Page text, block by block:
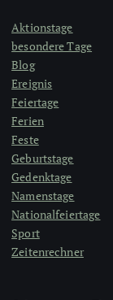
Aktionstage
besondere Tage
Blog
Ereignis
Feiertage
Ferien
Feste
Geburtstage
Gedenktage
Namenstage
Nationalfeiertage
Sport
Zeitenrechner